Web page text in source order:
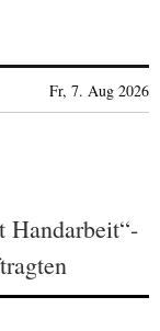
Fr, 7. Aug 2026
Handarbeit“-